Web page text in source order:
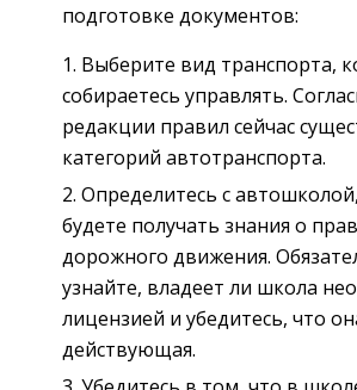
подготовке документов:
Выберите вид транспорта,
собираетесь управлять.
редакции правил сейчас
категорий автотранспорта.
Определитесь с
будете получать знания о
дорожного движения.
узнайте, владеет ли школа
лицензией и убедитесь, что
действующая.